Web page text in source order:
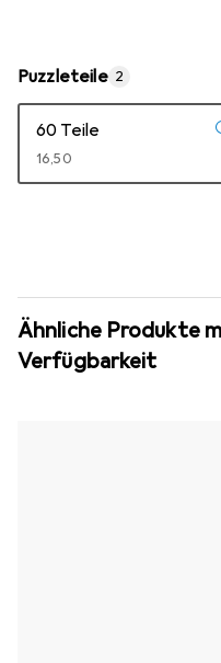
Puzzleteile 2
60 Teile
EUR
16,50
Ähnliche Produkte
Verfügbarkeit